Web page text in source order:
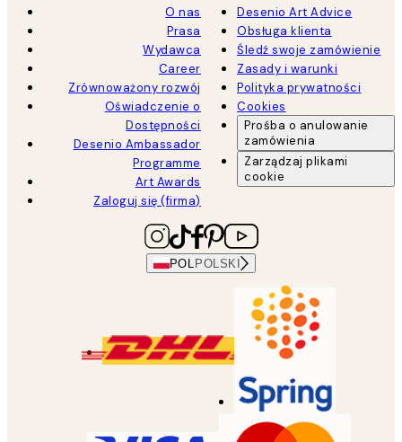
O nas
Prasa
Wydawca
Career
Zrównoważony rozwój
Oświadczenie o
Dostępności
Desenio Ambassador
Programme
Art Awards
Zaloguj się (firma)
Desenio Art Advice
Obsługa klienta
Śledź swoje zamówienie
Zasady i warunki
Polityka prywatności
Cookies
Prośba o anulowanie
zamówienia
Zarządzaj plikami
cookie
POL POLSKI